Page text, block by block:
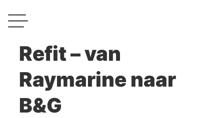
Refit – van
Raymarine naar
B&G